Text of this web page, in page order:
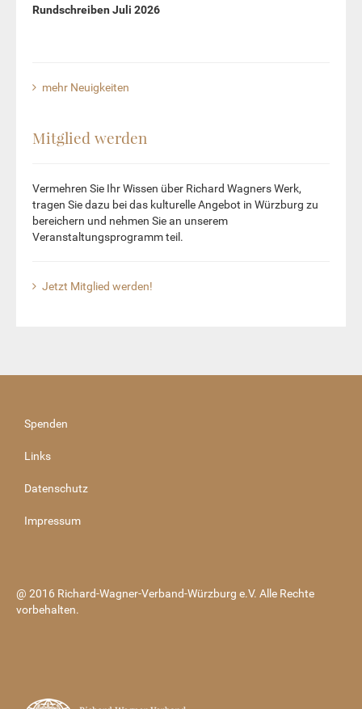
Rundschreiben Juli 2026
mehr Neuigkeiten
Mitglied werden
Vermehren Sie Ihr Wissen über Richard Wagners Werk,
tragen Sie dazu bei das kulturelle Angebot in Würzburg zu
bereichern und nehmen Sie an unserem
Veranstaltungsprogramm teil.
Jetzt Mitglied werden!
Spenden
Links
Datenschutz
Impressum
@ 2016 Richard-Wagner-Verband-Würzburg e.V. Alle Rechte
vorbehalten.